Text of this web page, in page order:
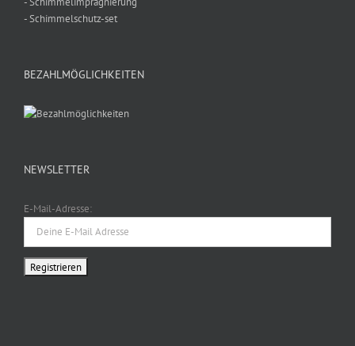
- Schimmelschutz-set
BEZAHLMÖGLICHKEITEN
NEWSLETTER
E-Mail-Adresse: